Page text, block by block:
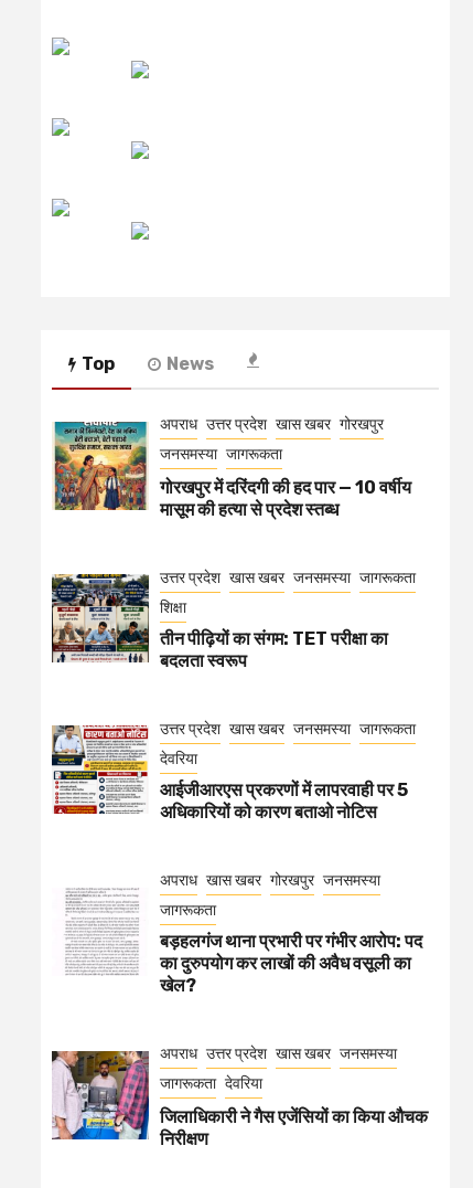
Top News
अपराध उत्तर प्रदेश खास खबर गोरखपुर
जनसमस्या जागरूकता
गोरखपुर में दरिंदगी की हद पार — 10 वर्षीय
मासूम की हत्या से प्रदेश स्तब्ध
उत्तर प्रदेश खास खबर जनसमस्या जागरूकता
शिक्षा
तीन पीढ़ियों का संगम: TET परीक्षा का
बदलता स्वरूप
उत्तर प्रदेश खास खबर जनसमस्या जागरूकता
देवरिया
आईजीआरएस प्रकरणों में लापरवाही पर 5
अधिकारियों को कारण बताओ नोटिस
अपराध खास खबर गोरखपुर जनसमस्या
जागरूकता
बड़हलगंज थाना प्रभारी पर गंभीर आरोप: पद
का दुरुपयोग कर लाखों की अवैध वसूली का
खेल?
अपराध उत्तर प्रदेश खास खबर जनसमस्या
जागरूकता देवरिया
जिलाधिकारी ने गैस एजेंसियों का किया औचक
निरीक्षण